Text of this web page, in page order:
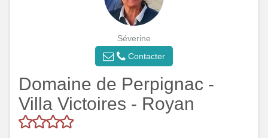
Séverine
Contacter
Domaine de Perpignac -
Villa Victoires - Royan